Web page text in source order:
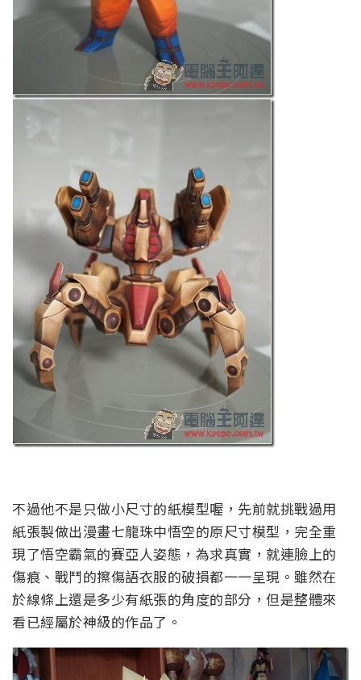
不過他不是只做小尺寸的紙模型喔，先前就挑戰過用
紙張製做出漫畫七龍珠中悟空的原尺寸模型，完全重
現了悟空霸氣的賽亞人姿態，為求真實，就連臉上的
傷痕、戰鬥的擦傷語衣服的破損都一一呈現。雖然在
於線條上還是多少有紙張的角度的部分，但是整體來
看已經屬於神級的作品了。